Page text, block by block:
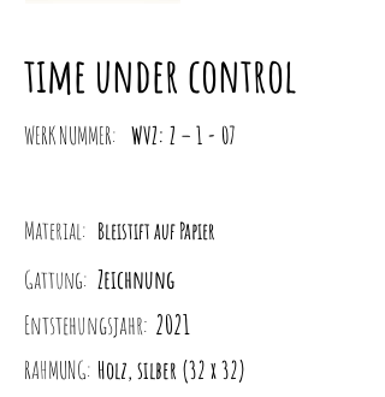
time under control
WERK NUMMER: WVZ: Z – 1 - 07
Material: Bleistift auf Papier
Gattung: Zeichnung
Entstehungsjahr: 2021
RAHMUNG: Holz, silber (32 x 32)